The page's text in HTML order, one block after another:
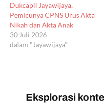
Dukcapil Jayawijaya,
Pemicunya CPNS Urus Akta
Nikah dan Akta Anak
30 Juli 2026
dalam "Jayawijaya"
Eksplorasi